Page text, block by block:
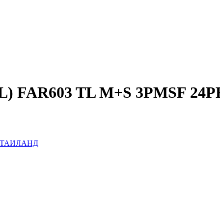
FAR603 TL M+S 3PMSF
ТАИЛАНД